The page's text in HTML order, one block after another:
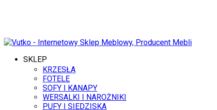
SKLEP
KRZESŁA
FOTELE
SOFY I KANAPY
WERSALKI I NAROŻNIKI
PUFY I SIEDZISKA